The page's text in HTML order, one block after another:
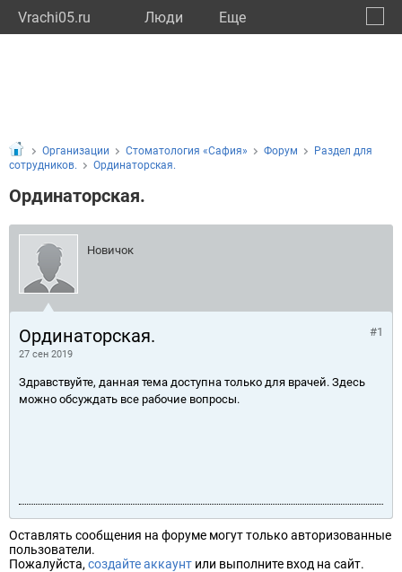
Vrachi05.ru Люди Eще
Организации Стоматология «Сафия» Форум
Раздел для
сотрудников.
Ординаторская.
Ординаторская.
Новичок
Ординаторская.
27 сен 2019
#1
Здравствуйте, данная тема доступна только для врачей. Здесь
можно обсуждать все рабочие вопросы.
Оставлять сообщения на форуме могут только авторизованные
пользователи.
Пожалуйста, создайте аккаунт или выполните вход на сайт.